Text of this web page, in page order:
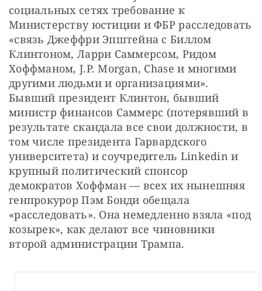
социальных сетях требование к
Министерству юстиции и ФБР расследовать
«связь Джеффри Эпштейна с Биллом
Клинтоном, Ларри Саммерсом, Ридом
Хоффманом, J.P. Morgan, Chase и многими
другими людьми и организациями».
Бывший президент Клинтон, бывший
министр финансов Саммерс (потерявший в
результате скандала все свои должности, в
том числе президента Гарвардского
университета) и соучредитель Linkedin и
крупный политический спонсор
демократов Хоффман — всех их нынешняя
генпрокурор Пэм Бонди обещала
«расследовать». Она немедленно взяла «под
козырек», как делают все чиновники
второй администрации Трампа.